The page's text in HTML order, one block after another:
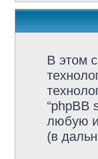
В этом
“phpBB
любую
(в